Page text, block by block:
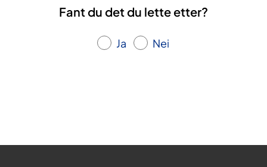
Fant du det du lette etter?
Ja Nei